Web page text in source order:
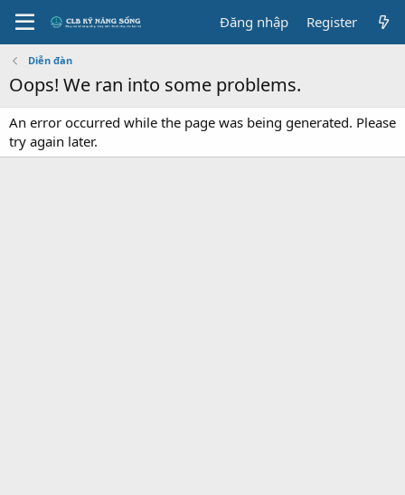
Đăng nhập Register
Diễn đàn
Oops! We ran into some problems.
An error occurred while the page was being generated. Please
try again later.